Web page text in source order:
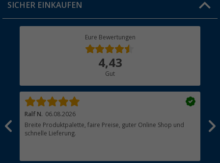
Rücksendung
SICHER EINKAUFEN
Eure Bewertungen
4,43
Gut
Ralf N. 06.08.2026
Breite Produktpalette, faire Preise, guter Online Shop und
schnelle Lieferung.
?